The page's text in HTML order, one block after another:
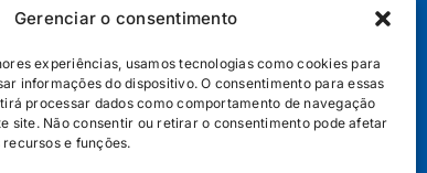
Gerenciar o consentimento
experiências, usamos tecnologias como cookies para
informações do dispositivo. O consentimento para essas
processar dados como comportamento de navegação
site. Não consentir ou retirar o consentimento pode afetar
e funções.
DE COOKIES POLÍTICA DE PRIVACIDADE